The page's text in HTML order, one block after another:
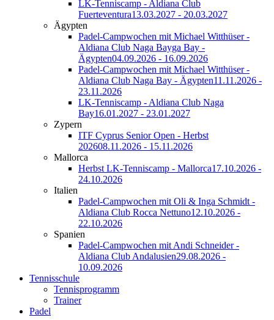
LK-Tenniscamp - Aldiana Club
Fuerteventura13.03.2027 - 20.03.2027
Ägypten
Padel-Campwochen mit Michael Witthüser -
Aldiana Club Naga Bayga Bay -
Ägypten04.09.2026 - 16.09.2026
Padel-Campwochen mit Michael Witthüser -
Aldiana Club Naga Bay - Ägypten11.11.2026 -
23.11.2026
LK-Tenniscamp - Aldiana Club Naga
Bay16.01.2027 - 23.01.2027
Zypern
ITF Cyprus Senior Open - Herbst
202608.11.2026 - 15.11.2026
Mallorca
Herbst LK-Tenniscamp - Mallorca17.10.2026 -
24.10.2026
Italien
Padel-Campwochen mit Oli & Inga Schmidt -
Aldiana Club Rocca Nettuno12.10.2026 -
22.10.2026
Spanien
Padel-Campwochen mit Andi Schneider -
Aldiana Club Andalusien29.08.2026 -
10.09.2026
Tennisschule
Tennisprogramm
Trainer
Padel